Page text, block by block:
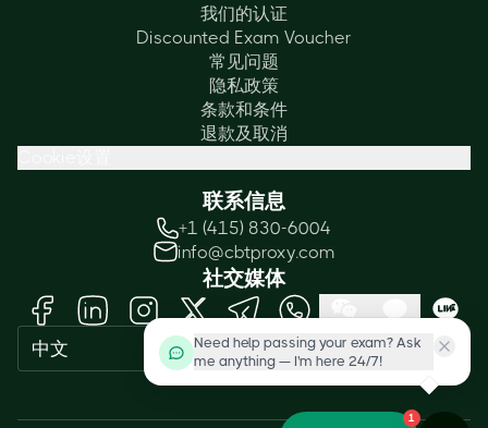
我们的认证
Discounted Exam Voucher
常见问题
隐私政策
条款和条件
退款及取消
联系信息
+1 (415) 830-6004
info@cbtproxy.com
社交媒体
中文
Need help passing your exam? Ask
me anything — I'm here 24/7!
1